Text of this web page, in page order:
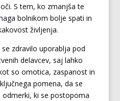
S tem, ko zmanjša te
bolnikom bolje spati in
življenja.
zdravilo uporablja pod
delavcev, saj lahko
so omotica, zaspanost in
pomena, da se
odmerki, ki se postopoma